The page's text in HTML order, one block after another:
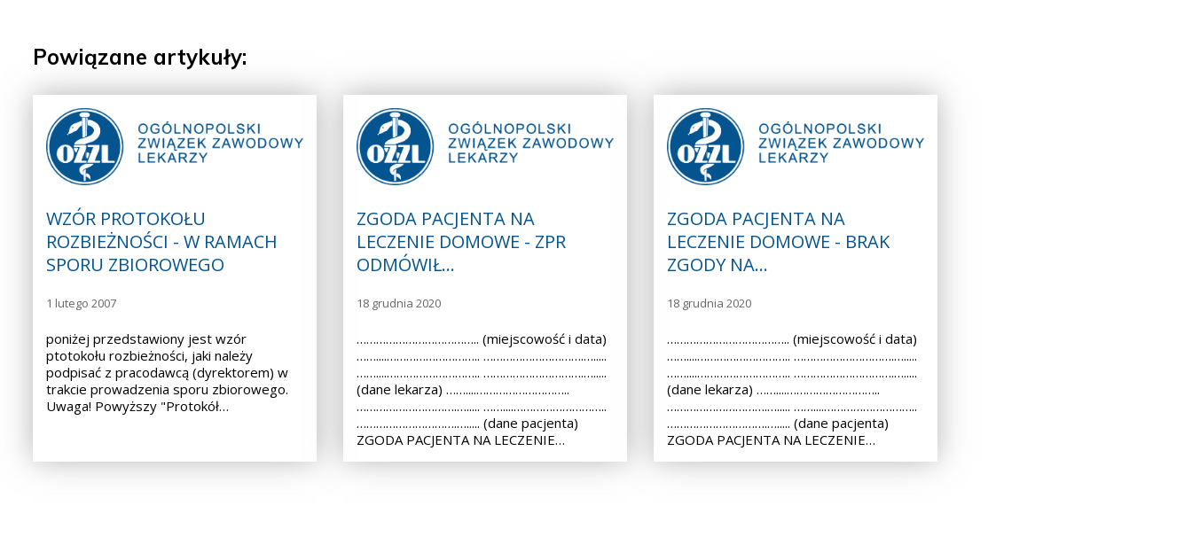
Powiązane artykuły:
WZÓR PROTOKOŁU
ROZBIEŻNOŚCI - W RAMACH
SPORU ZBIOROWEGO
1 lutego 2007
poniżej przedstawiony jest wzór
ptotokołu rozbieżności, jaki należy
podpisać z pracodawcą (dyrektorem) w
trakcie prowadzenia sporu zbiorowego.
Uwaga! Powyższy "Protokół…
ZGODA PACJENTA NA
LECZENIE DOMOWE - ZPR
ODMÓWIŁ…
18 grudnia 2020
……………………………….. (miejscowość i data)
……....……………………….. ………………………….….....
……....……………………….. ………………………….….....
(dane lekarza) ……....………………………..
………………………….…..... ……....………………………..
………………………….…..... (dane pacjenta)
ZGODA PACJENTA NA LECZENIE…
ZGODA PACJENTA NA
LECZENIE DOMOWE - BRAK
ZGODY NA…
18 grudnia 2020
……………………………….. (miejscowość i data)
……....……………………….. ………………………….….....
……....……………………….. ………………………….….....
(dane lekarza) ……....………………………..
………………………….…..... ……....………………………..
………………………….…..... (dane pacjenta)
ZGODA PACJENTA NA LECZENIE…